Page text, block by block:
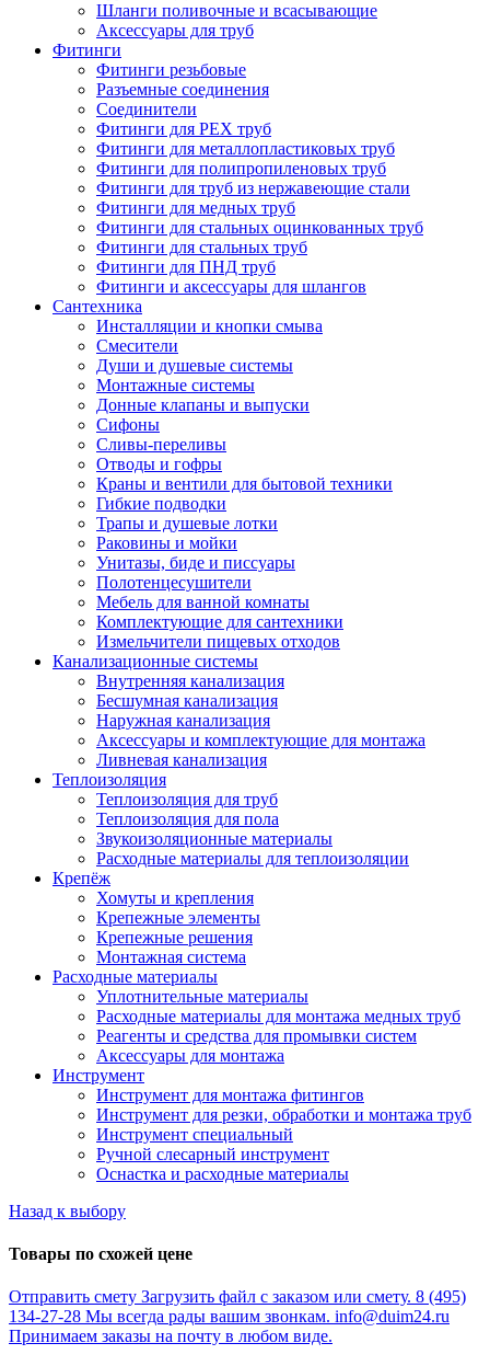
Шланги поливочные и всасывающие
Аксессуары для труб
Фитинги
Фитинги резьбовые
Разъемные соединения
Соединители
Фитинги для PEX труб
Фитинги для металлопластиковых труб
Фитинги для полипропиленовых труб
Фитинги для труб из нержавеющие стали
Фитинги для медных труб
Фитинги для стальных оцинкованных труб
Фитинги для стальных труб
Фитинги для ПНД труб
Фитинги и аксессуары для шлангов
Сантехника
Инсталляции и кнопки смыва
Смесители
Души и душевые системы
Монтажные системы
Донные клапаны и выпуски
Сифоны
Сливы-переливы
Отводы и гофры
Краны и вентили для бытовой техники
Гибкие подводки
Трапы и душевые лотки
Раковины и мойки
Унитазы, биде и писсуары
Полотенцесушители
Мебель для ванной комнаты
Комплектующие для сантехники
Измельчители пищевых отходов
Канализационные системы
Внутренняя канализация
Бесшумная канализация
Наружная канализация
Аксессуары и комплектующие для монтажа
Ливневая канализация
Теплоизоляция
Теплоизоляция для труб
Теплоизоляция для пола
Звукоизоляционные материалы
Расходные материалы для теплоизоляции
Крепёж
Хомуты и крепления
Крепежные элементы
Крепежные решения
Монтажная система
Расходные материалы
Уплотнительные материалы
Расходные материалы для монтажа медных труб
Реагенты и средства для промывки систем
Аксессуары для монтажа
Инструмент
Инструмент для монтажа фитингов
Инструмент для резки, обработки и монтажа труб
Инструмент специальный
Ручной слесарный инструмент
Оснастка и расходные материалы
Назад к выбору
Товары по схожей цене
Отправить смету Загрузить файл с заказом или смету. 8 (495)
134-27-28 Мы всегда рады вашим звонкам. info@duim24.ru
Принимаем заказы на почту в любом виде.